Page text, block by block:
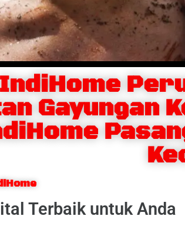
Gayungan
Terbaik untuk Anda